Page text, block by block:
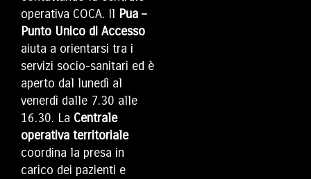
operativa COCA. Il Pua –
Punto Unico di Accesso
aiuta a orientarsi tra i
servizi socio-sanitari ed è
aperto dal lunedì al
venerdì dalle 7.30 alle
16.30. La Centrale
operativa territoriale
coordina la presa in
carico dei pazienti e